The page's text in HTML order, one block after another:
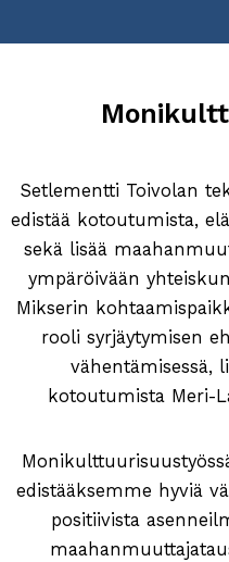
Setlementti Toivolan
edistää kotoutumista,
sekä lisää
ympäröivään
Mikserin
rooli syrjäytymisen
vähentämisessä,
kotoutumista Meri-
edistääksemme hyviä
positiivista